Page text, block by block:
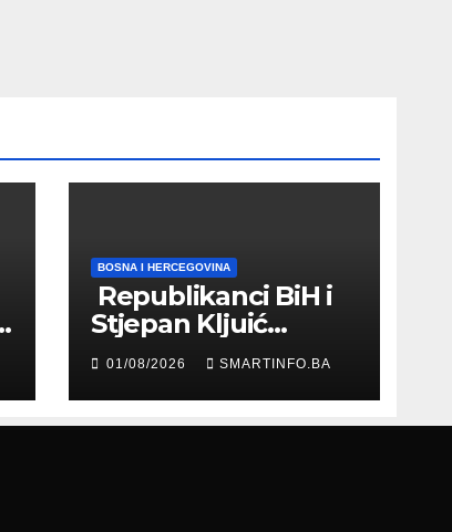
BOSNA I HERCEGOVINA
Republikanci BiH i
Stjepan Kljuić
razgovarali o
evropskom putu
Bosne i
Hercegovine
01/08/2026 SMARTINFO.BA